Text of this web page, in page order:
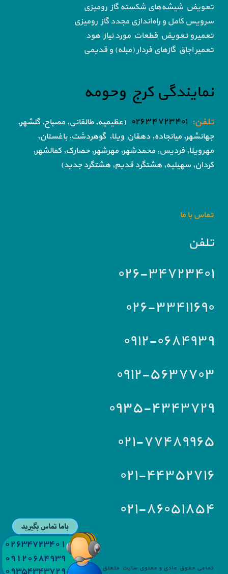
تعویض شیشه‌های شکسته گاز رومیزی
سرویس کامل و راه‌اندازی مجدد گاز رومیزی
تعمیرو تعویض قطعات مورد نیاز هود
تعمیر اجاق گاز‌های فردار (مبله) و قدیمی
نمایندگی کرج وحومه
تلفن: ۰۲۶۳۴۷۲۳۴۰۱
(عظیمیه, طالقانی, مصباح, گلشهر,
جهانشهر, میانجاده, دهقان ویلا, گوهردشت, باغستان,
مهرویلا, فردیس, محمدشهر, مهرشهر, حصارک, کمالشهر,
کردان, سهیلیه, هشتگرد قدیم, هشتگرد جدید)
تماس با ما
تلفن
۰۲۶-۳۴۷۲۳۴۰۱
۰۲۶-۳۳۴۱۱۶۹۰
۰۹۱۲-۰۶۸۴۹۳۹
۰۹۱۲-۵۶۳۷۷۰۳
۰۹۳۵-۴۳۴۳۷۲۹
۰۲۱-۷۷۴۸۹۹۶۵
۰۲۱-۴۴۳۵۲۷۱۶
۰۲۱-۸۶۰۵۱۸۵۴
تمامی حقوق مادی و معنوی سایت متعلق به آریا سرویسمی باشد.طراحی